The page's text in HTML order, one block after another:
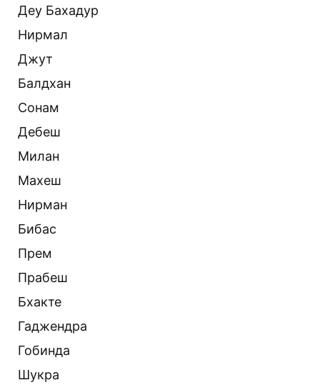
Деу Бахадур
Нирмал
Джут
Балдхан
Сонам
Дебеш
Милан
Махеш
Нирман
Бибас
Прем
Прабеш
Бхакте
Гаджендра
Гобинда
Шукра